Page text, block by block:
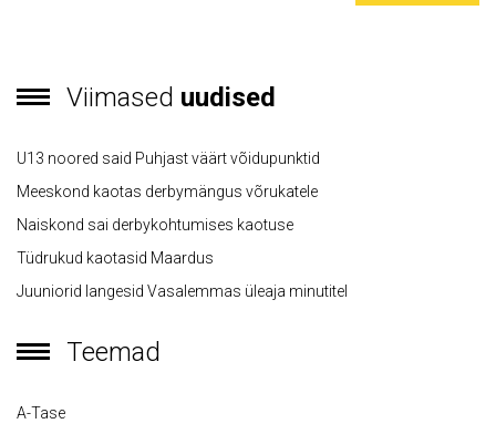
Viimased uudised
U13 noored said Puhjast väärt võidupunktid
Meeskond kaotas derbymängus võrukatele
Naiskond sai derbykohtumises kaotuse
Tüdrukud kaotasid Maardus
Juuniorid langesid Vasalemmas üleaja minutitel
Teemad
A-Tase